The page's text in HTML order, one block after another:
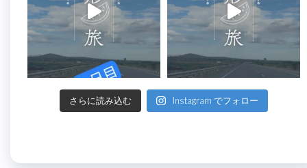
さらに読み込む Instagram でフォロー